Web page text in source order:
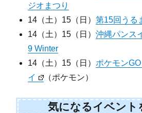
ジオまつり
14（土）15（日）第15回うる
14（土）15（日）沖縄パンス
9 Winter
14（土）15（日） ポケモン
イ
（ポケモン）
気になるイベント